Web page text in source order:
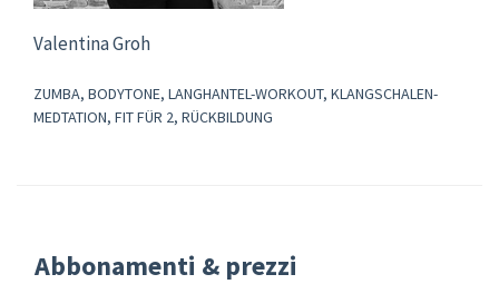
Valentina Groh
ZUMBA, BODYTONE, LANGHANTEL-WORKOUT, KLANGSCHALEN-
MEDTATION, FIT FÜR 2, RÜCKBILDUNG
Abbonamenti & prezzi